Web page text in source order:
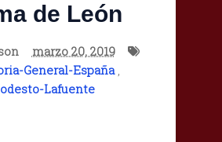
de León
marzo 20, 2019
General-España,
Lafuente